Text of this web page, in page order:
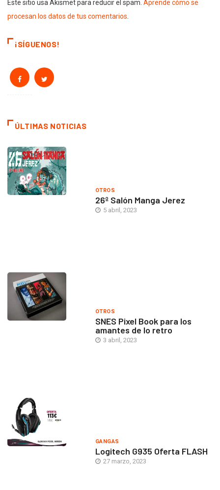
Este sitio usa Akismet para reducir el spam. Aprende cómo se
procesan los datos de tus comentarios
¡SÍGUENOS!
ÚLTIMAS NOTICIAS
OTROS
26º Salón Manga Jerez
5 abril, 2023
OTROS
SNES Pixel Book para los
amantes de lo retro
3 abril, 2023
GANGAS
Logitech G935 Oferta FLASH
27 marzo, 2023